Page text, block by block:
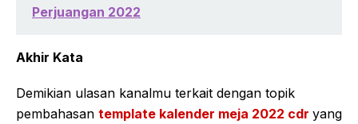
Perjuangan 2022
Akhir Kata
Demikian ulasan kanalmu terkait dengan topik
pembahasan template kalender meja 2022 cdr yang